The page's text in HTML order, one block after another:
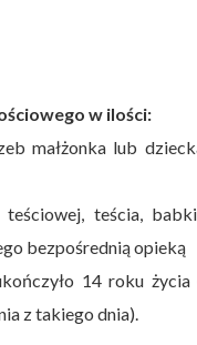
w ilości:
małżonka lub
teścia,
bezpośrednią opieką
14 roku
z takiego dnia).